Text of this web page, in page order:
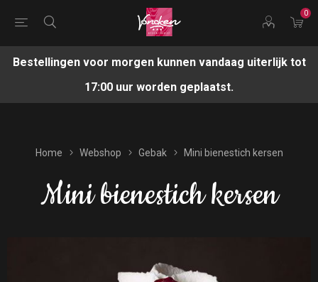
0
Bestellingen voor morgen kunnen vandaag uiterlijk tot
17:00 uur worden geplaatst.
Home Webshop Gebak Mini bienestich kersen
Mini bienestich kersen